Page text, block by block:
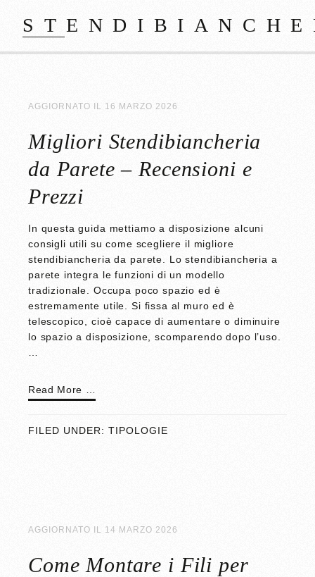
AGGIORNATO IL 16 MARZO 2026
Migliori Stendibiancheria
da Parete – Recensioni e
Prezzi
In questa guida mettiamo a disposizione alcuni
consigli utili su come scegliere il migliore
stendibiancheria da parete. Lo stendibiancheria a
parete integra le funzioni di un modello
tradizionale. Occupa poco spazio ed è
estremamente utile. Si fissa al muro ed è
telescopico, cioè capace di aumentare o diminuire
lo spazio a disposizione, scomparendo dopo l’uso.
Read More …
FILED UNDER: TIPOLOGIE
AGGIORNATO IL 14 MARZO 2026
Come Montare i Fili per